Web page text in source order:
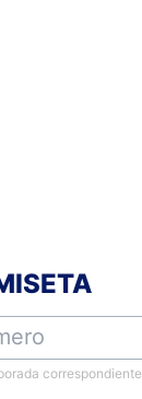
correspondiente,